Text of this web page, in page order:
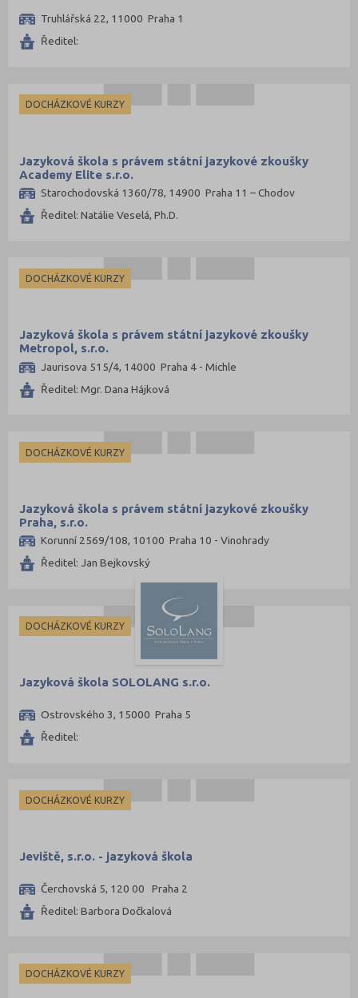
Truhlářská 22, 11000 Praha 1
Ředitel:
DOCHÁZKOVÉ KURZY
Jazyková škola s právem státní jazykové zkoušky
Academy Elite s.r.o.
Starochodovská 1360/78, 14900 Praha 11 – Chodov
Ředitel: Natálie Veselá, Ph.D.
DOCHÁZKOVÉ KURZY
Jazyková škola s právem státní jazykové zkoušky
Metropol, s.r.o.
Jaurisova 515/4, 14000 Praha 4 - Michle
Ředitel: Mgr. Dana Hájková
DOCHÁZKOVÉ KURZY
Jazyková škola s právem státní jazykové zkoušky
Praha, s.r.o.
Korunní 2569/108, 10100 Praha 10 - Vinohrady
Ředitel: Jan Bejkovský
DOCHÁZKOVÉ KURZY
Jazyková škola SOLOLANG s.r.o.
Ostrovského 3, 15000 Praha 5
Ředitel:
DOCHÁZKOVÉ KURZY
Jeviště, s.r.o. - jazyková škola
Čerchovská 5, 120 00 Praha 2
Ředitel: Barbora Dočkalová
DOCHÁZKOVÉ KURZY